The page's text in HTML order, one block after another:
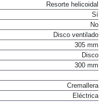
Resorte helicoidal
Sí
No
Disco ventilado
305 mm
Disco
300 mm
Cremallera
Eléctrica